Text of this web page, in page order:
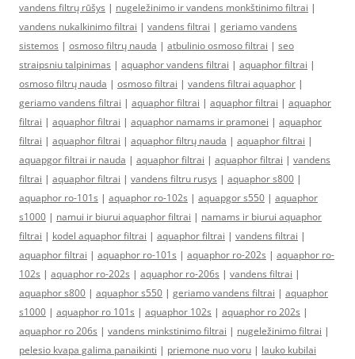
vandens filtrų rūšys | nugeležinimo ir vandens monkštinimo filtrai |
vandens nukalkinimo filtrai | vandens filtrai | geriamo vandens
sistemos | osmoso filtrų nauda | atbulinio osmoso filtrai | seo
straipsniu talpinimas | aquaphor vandens filtrai | aquaphor filtrai |
osmoso filtrų nauda | osmoso filtrai | vandens filtrai aquaphor |
geriamo vandens filtrai | aquaphor filtrai | aquaphor filtrai | aquaphor
filtrai | aquaphor filtrai | aquaphor namams ir pramonei | aquaphor
filtrai | aquaphor filtrai | aquaphor filtrų nauda | aquaphor filtrai |
aquapgor filtrai ir nauda | aquaphor filtrai | aquaphor filtrai | vandens
filtrai | aquaphor filtrai | vandens filtru rusys | aquaphor s800 |
aquaphor ro-101s | aquaphor ro-102s | aquapgor s550 | aquaphor
s1000 | namui ir biurui aquaphor filtrai | namams ir biurui aquaphor
filtrai | kodel aquaphor filtrai | aquaphor filtrai | vandens filtrai |
aquaphor filtrai | aquaphor ro-101s | aquaphor ro-202s | aquaphor ro-
102s | aquaphor ro-202s | aquaphor ro-206s | vandens filtrai |
aquaphor s800 | aquaphor s550 | geriamo vandens filtrai | aquaphor
s1000 | aquaphor ro 101s | aquaphor 102s | aquaphor ro 202s |
aquaphor ro 206s | vandens minkstinimo filtrai | nugeležinimo filtrai |
pelesio kvapa galima panaikinti | priemone nuo voru | lauko kubilai